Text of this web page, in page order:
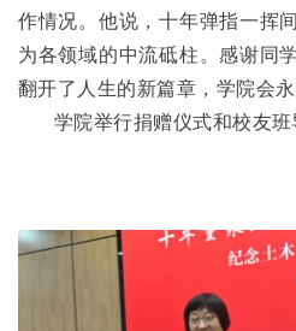
作情况。他说，十年弹指一挥
为各领域的中流砥柱。感谢同
翻开了人生的新篇章，学院会永
学院举行捐赠仪式和校友班